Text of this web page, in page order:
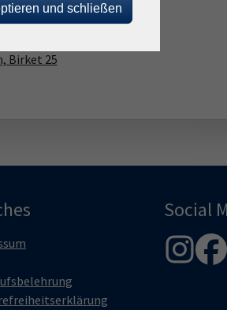
18.11.2026
Birket 25
Social
und schließen